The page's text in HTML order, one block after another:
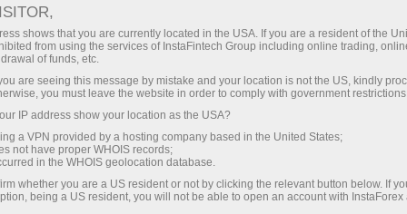
نیاء شروع کرنے والوں کے لئے
تجزیات
آپ میں سے جنہوں نے ابھی فاریکس تجارت شروع کی ہے،
ہم نے تجزیاتی مواد کا انتخاب تیار کیا ہے۔ یہ مضامین آپ
کو مالیاتی انسٹرومنٹ کا انتخاب کرنے، تکنیکی تجزیے کے
ساتھ کام کرنے کا طریقہ دکھانے میں مدد دیں گے، اور آپ
کو اپنی تجارتی حکمت عملی تیار کرنے کے لئے اندازہ فراہم
کریں گے
shows that you are currently located in the USA. If you are a resident of the
from using the services of InstaFintech Group including online trading,
of funds, etc.
are seeing this message by mistake and your location is not the US, kindly
you must leave the website in order to comply with government
IP address show your location as the USA?
a VPN provided by a hosting company based in the United States;
not have proper WHOIS records;
in the WHOIS geolocation database.
whether you are a US resident or not by clicking the relevant button below. If
being a US resident, you will not be able to open an account with InstaForex